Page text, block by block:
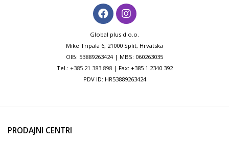
Global plus d.o.o.
Mike Tripala 6, 21000 Split, Hrvatska
OIB: 53889263424 | MBS: 060263035
Tel.: +385 21 383 898| Fax: +385 1 2340 392
PDV ID: HR53889263424
PRODAJNI CENTRI